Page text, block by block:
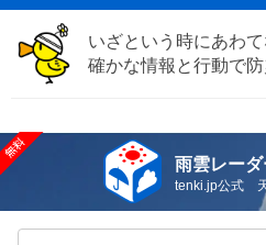
いざという時にあわ
確かな情報と行動で
雨雲レーダ
tenki.jp公式